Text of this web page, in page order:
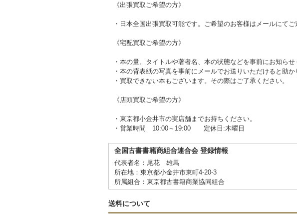
《出張買取ご希望の方》
・日本全国出張買取可能です。ご希望のお客様はメールにて
《宅配買取ご希望の方》
・本の量、タイトルや著者名、本の状態などを事前にお知らせ
・本の背表紙の写真を事前にメールでお送りいただけると助か
・買取できない本もございます。その際はご了承ください。
《店頭買取ご希望の方》
・東京都小金井市の実店舗までお持ちください。
・営業時間 10:00～19:00 定休日:木曜日
全国古書書籍商組合連合会 登録情報
代表者名：尾花 雄馬
所在地：東京都小金井市東町4-20-3
所属組合：東京都古書籍商業協同組合
送料について